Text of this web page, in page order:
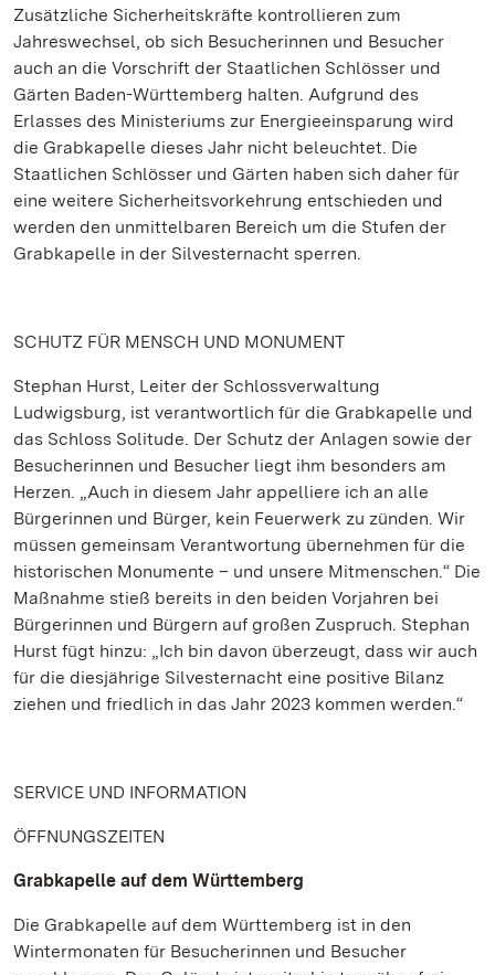
Zusätzliche Sicherheitskräfte kontrollieren zum
Jahreswechsel, ob sich Besucherinnen und Besucher
auch an die Vorschrift der Staatlichen Schlösser und
Gärten Baden-Württemberg halten. Aufgrund des
Erlasses des Ministeriums zur Energieeinsparung wird
die Grabkapelle dieses Jahr nicht beleuchtet. Die
Staatlichen Schlösser und Gärten haben sich daher für
eine weitere Sicherheitsvorkehrung entschieden und
werden den unmittelbaren Bereich um die Stufen der
Grabkapelle in der Silvesternacht sperren.
SCHUTZ FÜR MENSCH UND MONUMENT
Stephan Hurst, Leiter der Schlossverwaltung
Ludwigsburg, ist verantwortlich für die Grabkapelle und
das Schloss Solitude. Der Schutz der Anlagen sowie der
Besucherinnen und Besucher liegt ihm besonders am
Herzen. „Auch in diesem Jahr appelliere ich an alle
Bürgerinnen und Bürger, kein Feuerwerk zu zünden. Wir
müssen gemeinsam Verantwortung übernehmen für die
historischen Monumente – und unsere Mitmenschen.“ Die
Maßnahme stieß bereits in den beiden Vorjahren bei
Bürgerinnen und Bürgern auf großen Zuspruch. Stephan
Hurst fügt hinzu: „Ich bin davon überzeugt, dass wir auch
für die diesjährige Silvesternacht eine positive Bilanz
ziehen und friedlich in das Jahr 2023 kommen werden.“
SERVICE UND INFORMATION
ÖFFNUNGSZEITEN
Grabkapelle auf dem Württemberg
Die Grabkapelle auf dem Württemberg ist in den
Wintermonaten für Besucherinnen und Besucher